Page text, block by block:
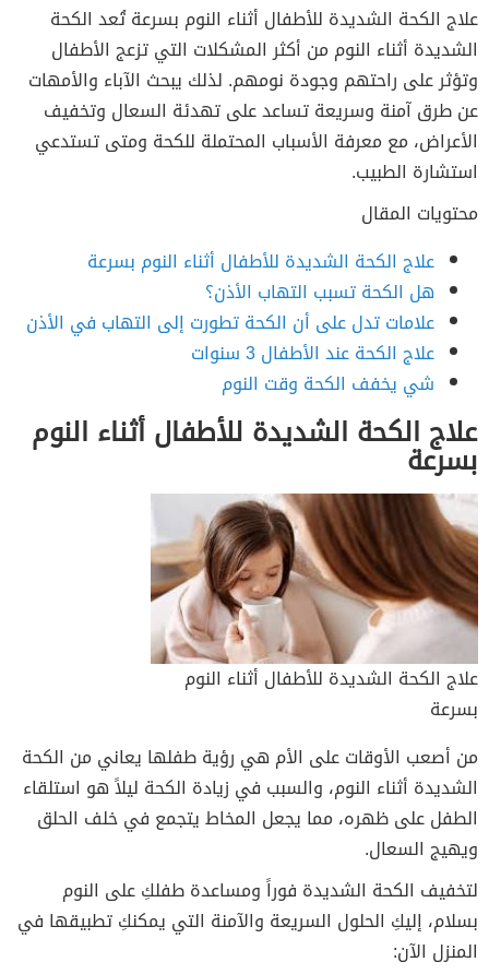
علاج الكحة الشديدة للأطفال أثناء النوم بسرعة تُعد الكحة
الشديدة أثناء النوم من أكثر المشكلات التي تزعج الأطفال
وتؤثر على راحتهم وجودة نومهم. لذلك يبحث الآباء والأمهات
عن طرق آمنة وسريعة تساعد على تهدئة السعال وتخفيف
الأعراض، مع معرفة الأسباب المحتملة للكحة ومتى تستدعي
استشارة الطبيب.
محتويات المقال
علاج الكحة الشديدة للأطفال أثناء النوم بسرعة
هل الكحة تسبب التهاب الأذن؟
علامات تدل على أن الكحة تطورت إلى التهاب في الأذن
علاج الكحة عند الأطفال 3 سنوات
شي يخفف الكحة وقت النوم
علاج الكحة الشديدة للأطفال أثناء النوم
بسرعة
علاج الكحة الشديدة للأطفال أثناء النوم
بسرعة
من أصعب الأوقات على الأم هي رؤية طفلها يعاني من الكحة
الشديدة أثناء النوم، والسبب في زيادة الكحة ليلاً هو استلقاء
الطفل على ظهره، مما يجعل المخاط يتجمع في خلف الحلق
ويهيج السعال.
لتخفيف الكحة الشديدة فوراً ومساعدة طفلكِ على النوم
بسلام، إليكِ الحلول السريعة والآمنة التي يمكنكِ تطبيقها في
المنزل الآن: